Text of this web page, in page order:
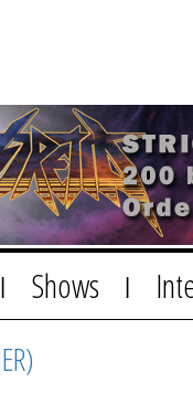
Shows